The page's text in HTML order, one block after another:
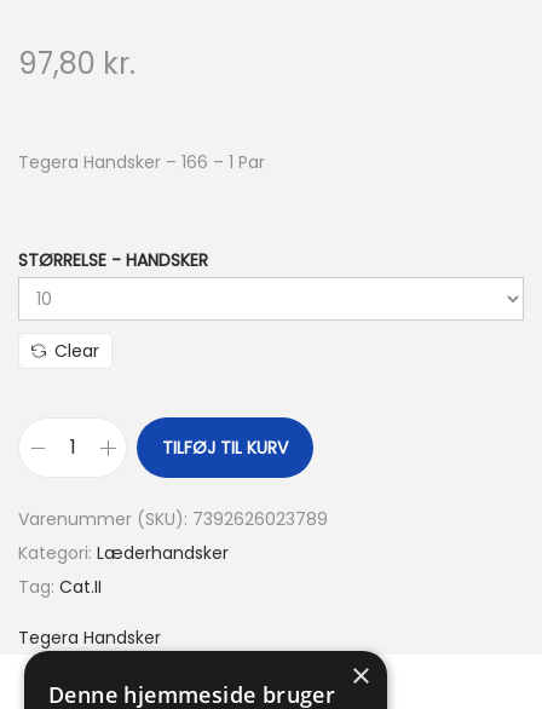
97,80 kr.
Tegera Handsker – 166 – 1 Par
STØRRELSE - HANDSKER
Clear
TILFØJ TIL KURV
Varenummer (SKU): 7392626023789
Kategori: Læderhandsker
Tag: Cat.II
Tegera Handsker
×
Denne hjemmeside bruger